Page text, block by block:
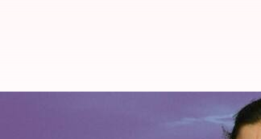
ఏఐఏడీఎంకే సురక్షితుల